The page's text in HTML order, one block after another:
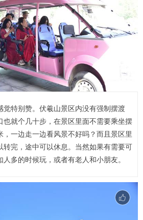
觉特别赞。伏羲山景区内没有强制摆渡
也就个几十步，在景区里面不需要乘坐摆
，一边走一边看风景不好吗？而且景区里
转完，途中可以休息。当然如果有需要可
多的时候玩，或者有老人和小朋友。